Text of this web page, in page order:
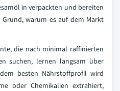
in verpackten und bereiten
warum es auf dem Markt
die nach minimal raffinierten
suchen, lernen langsam über
besten Nährstoffprofil wird
oder Chemikalien extrahiert,